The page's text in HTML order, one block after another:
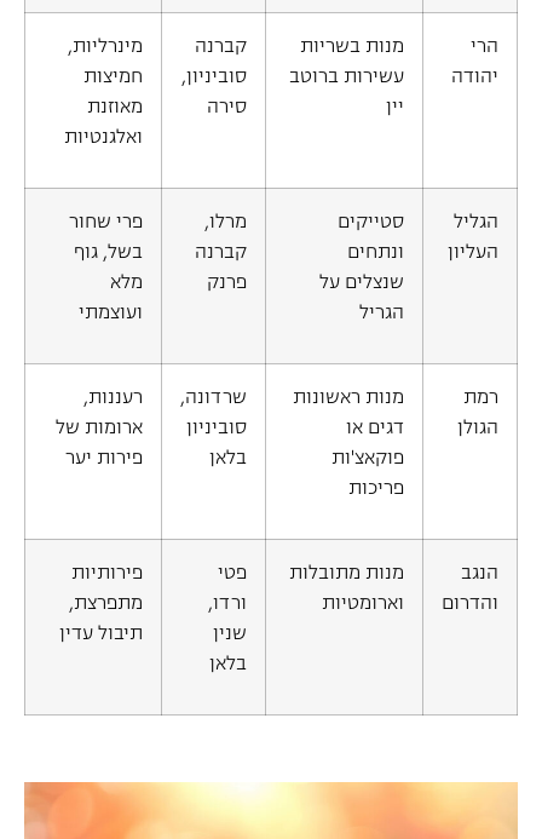
הרי
יהודה
מנות בשריות
עשירות ברוטב
יין
קברנה
סוביניון,
סירה
מינרליות,
חמיצות
מאוזנת
ואלגנטיות
הגליל
העליון
סטייקים
ונתחים
שנצלים על
הגריל
מרלו,
קברנה
פרנק
פרי שחור
בשל, גוף
מלא
ועוצמתי
רמת
הגולן
מנות ראשונות
דגים או
פוקאצ'ות
פריכות
שרדונה,
סוביניון
בלאן
רעננות,
ארומות של
פירות יער
הנגב
והדרום
מנות מתובלות
וארומטיות
פטי
ורדו,
שנין
בלאן
פירותיות
מתפרצת,
תיבול עדין